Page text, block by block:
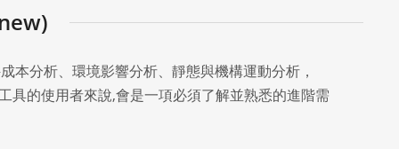
分析、環境影響分析、靜態與機構運動分析，
具的使用者來說,會是一項必須了解並熟悉的進階需